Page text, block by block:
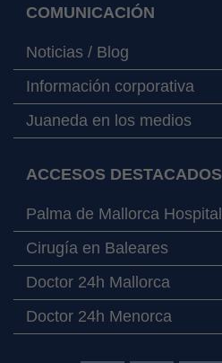
COMUNICACIÓN
Noticias / Blog
Información corporativa
Juaneda en los medios
ACCESOS DESTACADOS
Palma de Mallorca Hospital
Cirugía en Baleares
Doctor 24h Mallorca
Doctor 24h Menorca